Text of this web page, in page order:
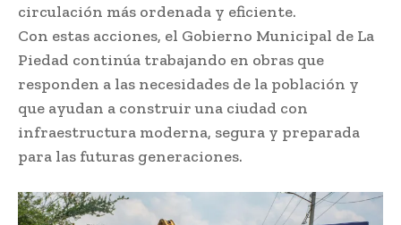
circulación más ordenada y eficiente.
Con estas acciones, el Gobierno Municipal de La
Piedad continúa trabajando en obras que
responden a las necesidades de la población y
que ayudan a construir una ciudad con
infraestructura moderna, segura y preparada
para las futuras generaciones.